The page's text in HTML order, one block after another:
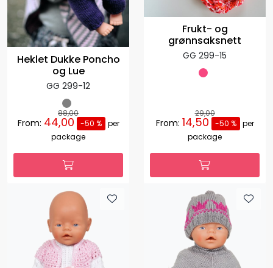
Heklet Dukke Poncho
og Lue
GG 299-12
88,00
From: 44,00 -50 %
per
package
Frukt- og
grønnsaksnett
GG 299-15
29,00
From: 14,50 -50 %
per
package